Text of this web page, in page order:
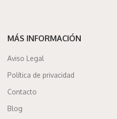
MÁS INFORMACIÓN
Aviso Legal
Política de privacidad
Contacto
Blog